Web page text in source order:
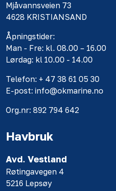
Mjåvannsveien 73
4628 KRISTIANSAND
Åpningstider:
Man - Fre: kl. 08.00 – 16.00
Lørdag: kl 10.00 - 14.00
Telefon: + 47 38 61 05 30
E-post: info@okmarine.no
Org.nr: 892 794 642
Havbruk
Avd. Vestland
Røtingavegen 4
5216 Lepsøy